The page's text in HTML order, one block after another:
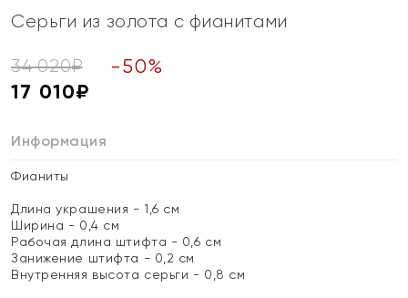
Серьги из золота с фианитами
34 020₽ -50%
17 010₽
Информация
Фианиты
Длина украшения - 1,6 см
Ширина - 0,4 см
Рабочая длина штифта - 0,6 см
Занижение штифта - 0,2 см
Внутренняя высота серьги - 0,8 см